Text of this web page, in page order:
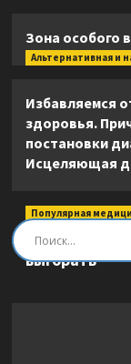
Зона особого
Альтернативная и
Избавляемся
здоровья.
постановки
Исцеляющая
Популярная
Быть
выгорать